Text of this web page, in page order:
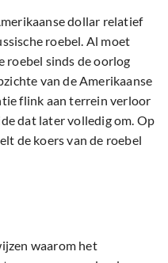
dollar relatief
roebel. Al moet
roebel sinds de oorlog
van de Amerikaanse
flink aan terrein verloor
dat later volledig om. Op
de koers van de roebel
waarom het